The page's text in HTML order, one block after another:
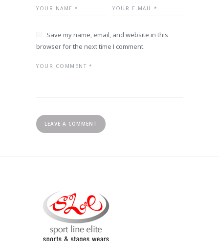
Save my name, email, and website in this
browser for the next time I comment.